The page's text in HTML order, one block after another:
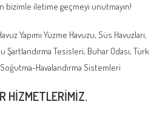
bizimle iletime geçmeyi unutmayın!
Yapımı Yüzme Havuzu, Süs Havuzları,
Şartlandırma Tesisleri, Buhar Odası, Türk
Soğutma-Havalandırma Sistemleri
HİZMETLERİMİZ.